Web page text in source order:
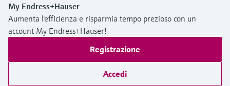
My Endress+Hauser
Aumenta l'efficienza e risparmia tempo prezioso con un
account My Endress+Hauser!
Registrazione
Accedi